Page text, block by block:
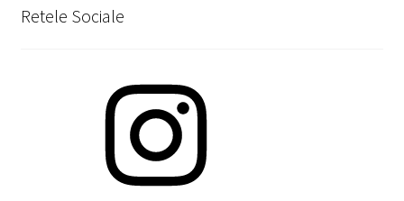
Retele Sociale